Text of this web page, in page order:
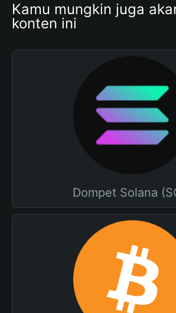
Kamu mungkin juga
konten ini
Dompet Solana